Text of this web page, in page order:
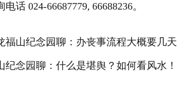
话 024-66687779, 66688236。
福山纪念园聊：办丧事流程大概要几天
纪念园聊：什么是堪舆？如何看风水！